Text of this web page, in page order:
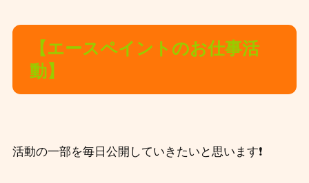
【エースペイントのお仕事活
動】
活動の一部を毎日公開していきたいと思います❗